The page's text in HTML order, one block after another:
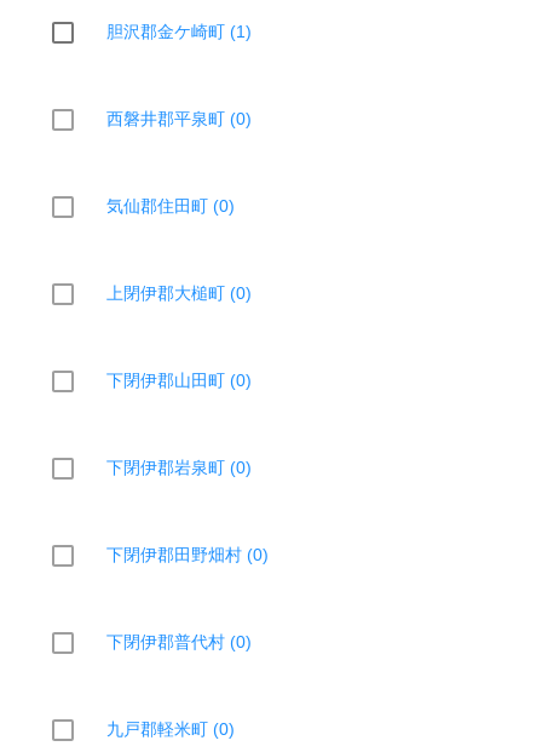
胆沢郡金ケ崎町 (1)
西磐井郡平泉町 (0)
気仙郡住田町 (0)
上閉伊郡大槌町 (0)
下閉伊郡山田町 (0)
下閉伊郡岩泉町 (0)
下閉伊郡田野畑村 (0)
下閉伊郡普代村 (0)
九戸郡軽米町 (0)